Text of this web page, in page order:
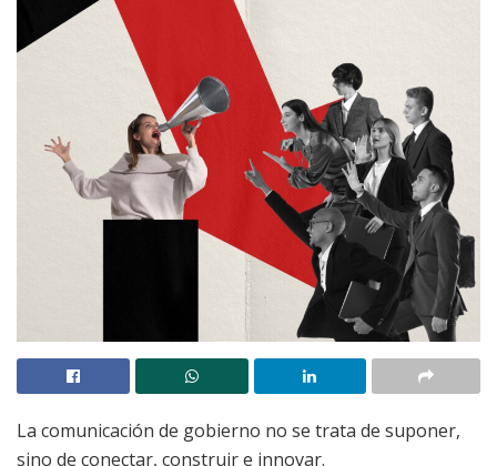
La comunicación de gobierno no se trata de suponer,
sino de conectar, construir e innovar.